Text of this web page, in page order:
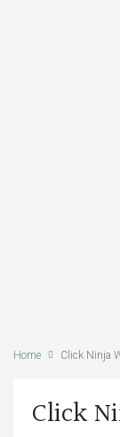
Home Click Ninja
Click